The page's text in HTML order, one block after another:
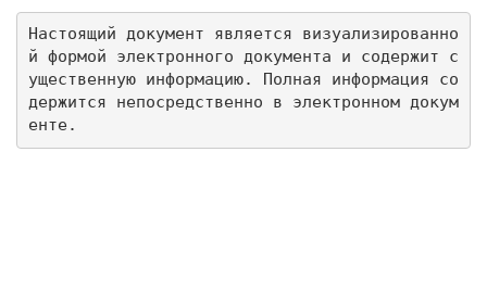
Настоящий документ является визуализированно
й формой электронного документа и содержит с
ущественную информацию. Полная информация со
держится непосредственно в электронном докум
енте.